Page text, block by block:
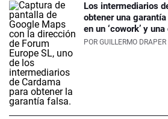
Los intermediarios
obtener una
en un ‘cowork’ y
POR GUILLERMO DRAPER